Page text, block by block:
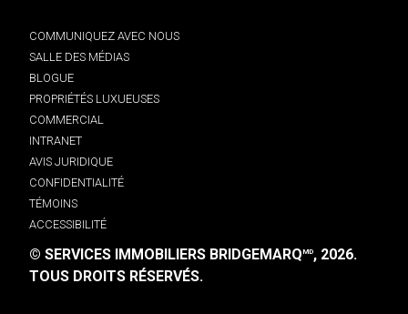
COMMUNIQUEZ AVEC NOUS
SALLE DES MÉDIAS
BLOGUE
PROPRIÉTÉS LUXUEUSES
COMMERCIAL
INTRANET
AVIS JURIDIQUE
CONFIDENTIALITÉ
TÉMOINS
ACCESSIBILITÉ
© SERVICES IMMOBILIERS BRIDGEMARQMD, 2026.
TOUS DROITS RÉSERVÉS.